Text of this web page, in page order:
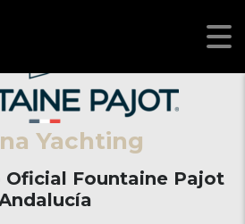
Yachting
Oficial Fountaine Pajot